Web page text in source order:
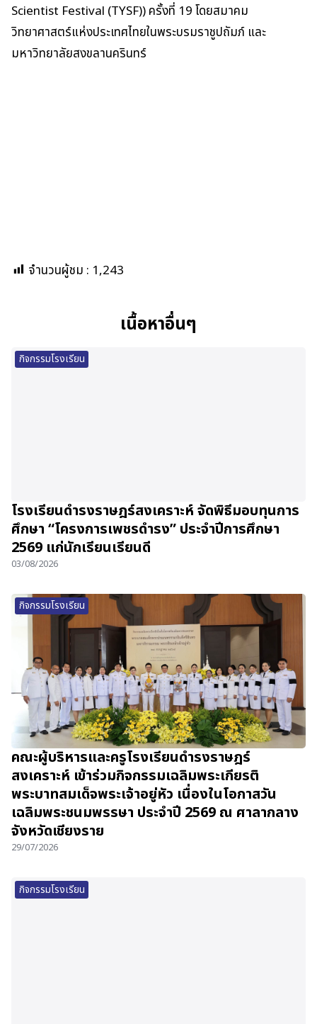
Scientist Festival (TYSF)) ครั้งที่ 19 โดยสมาคม
วิทยาศาสตร์แห่งประเทศไทยในพระบรมราชูปถัมภ์ และ
มหาวิทยาลัยสงขลานครินทร์
จำนวนผู้ชม : 1,243
เนื้อหาอื่นๆ
กิจกรรมโรงเรียน
โรงเรียนดำรงราษฎร์สงเคราะห์ จัดพิธีมอบทุนการ
ศึกษา “โครงการเพชรดำรง” ประจำปีการศึกษา
2569 แก่นักเรียนเรียนดี
03/08/2026
กิจกรรมโรงเรียน
คณะผู้บริหารและครูโรงเรียนดำรงราษฎร์
สงเคราะห์ เข้าร่วมกิจกรรมเฉลิมพระเกียรติ
พระบาทสมเด็จพระเจ้าอยู่หัว เนื่องในโอกาสวัน
เฉลิมพระชนมพรรษา ประจำปี 2569 ณ ศาลากลาง
จังหวัดเชียงราย
29/07/2026
กิจกรรมโรงเรียน